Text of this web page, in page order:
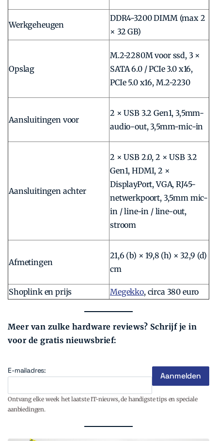
Werkgeheugen
DDR4-3200 DIMM (max 2
× 32 GB)
Opslag
M.2-2280M voor ssd, 3 ×
SATA 6.0 / PCIe 3.0 x16,
PCIe 5.0 x16, M.2-2230
Aansluitingen voor
2 × USB 3.2 Gen1, 3,5mm-
audio-out, 3,5mm-mic-in
Aansluitingen achter
2 × USB 2.0, 2 × USB 3.2
Gen1, HDMI, 2 ×
DisplayPort, VGA, RJ45-
netwerkpoort, 3,5mm mic-
in / line-in / line-out,
stroom
Afmetingen
21,6 (b) × 19,8 (h) × 32,9 (d)
cm
Shoplink en prijs Megekko, circa 380 euro
Meer van zulke hardware reviews? Schrijf je in
voor de gratis nieuwsbrief:
E-mailadres:
Ontvang elke week het laatste IT-nieuws, de handigste tips en speciale
aanbiedingen.